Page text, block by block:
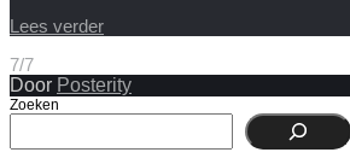
Lees verder
7/7
Door Posterity
Zoeken